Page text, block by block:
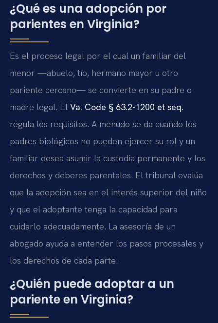
¿Qué es una adopción por
parientes en Virginia?
Es el proceso legal por el cual un familiar del
menor —abuelo, tío, hermano mayor u otro
pariente cercano— se convierte en su padre o
madre legal. El Va. Code § 63.2-1200 et seq.
regula los requisitos. A menudo se da cuando los
padres biológicos no pueden ejercer su rol y un
familiar desea asumir la custodia permanente y los
derechos y deberes parentales. El tribunal evalúa
que la adopción sea en el interés superior del niño
y que el adoptante tenga la capacidad para
cuidarlo adecuadamente. La asesoría de un
abogado ayuda a entender los pasos procesales y
los derechos de cada parte.
¿Quién puede adoptar a un
pariente en Virginia?